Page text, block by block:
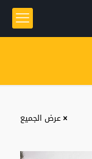
عرض الجميع